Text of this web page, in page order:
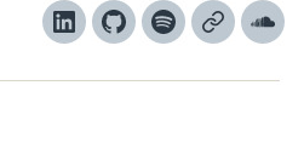
LinkedInGitHubSpotifyApple